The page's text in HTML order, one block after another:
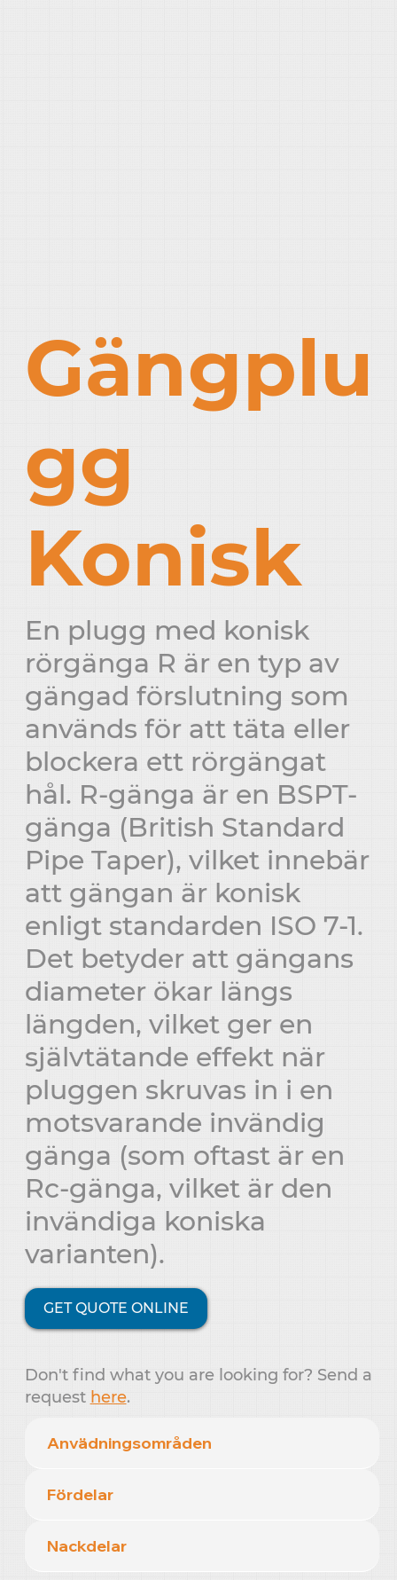
Gängplu
gg
Konisk
En plugg med konisk
rörgänga R är en typ av
gängad förslutning som
används för att täta eller
blockera ett rörgängat
hål. R-gänga är en BSPT-
gänga (British Standard
Pipe Taper), vilket innebär
att gängan är konisk
enligt standarden ISO 7-1.
Det betyder att gängans
diameter ökar längs
längden, vilket ger en
självtätande effekt när
pluggen skruvas in i en
motsvarande invändig
gänga (som oftast är en
Rc-gänga, vilket är den
invändiga koniska
varianten).
GET QUOTE ONLINE
Don't find what you are looking for? Send a
request here.
Anvädningsområden
Fördelar
Nackdelar